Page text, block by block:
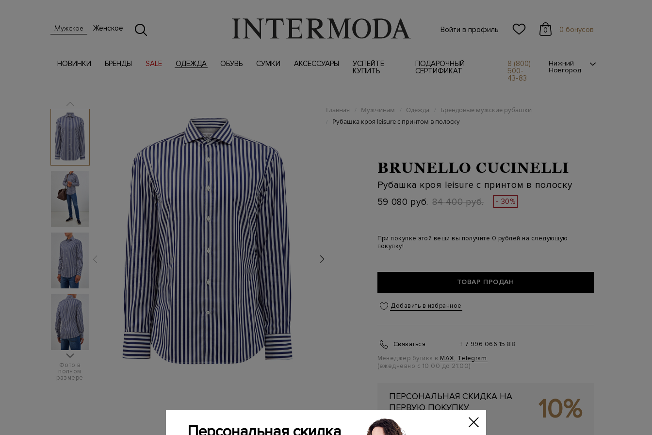
Мужское Женское Войти в профиль 0 0 бонусов
НОВИНКИ БРЕНДЫ SALE ОДЕЖДА ОБУВЬ СУМКИ АКСЕССУАРЫ
УСПЕЙТЕ
КУПИТЬ
ПОДАРОЧНЫЙ
СЕРТИФИКАТ
8 (800)
500-
43-83
Нижний
Новгород
Фото в
полном
размере
Главная / Мужчинам / Одежда / Брендовые мужские рубашки
/ Рубашка кроя leisure с принтом в полоску
BRUNELLO CUCINELLI
Рубашка кроя leisure с принтом в полоску
59 080 руб. 84 400 руб. - 30%
При покупке этой вещи вы получите 0 рублей на следующую
покупку!
ТОВАР ПРОДАН
Добавить в избранное
Связаться
+ 7 996 066 15 88
Менеджер бутика в MAX, Telegram
(ежедневно с 10:00 до 21:00)
ПЕРСОНАЛЬНАЯ СКИДКА НА
ПЕРВУЮ ПОКУПКУ
Подробнее 10%